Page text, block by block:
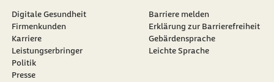
Digitale Gesundheit
Firmenkunden
Karriere
Leistungserbringer
Politik
Presse
Barriere melden
Erklärung zur Barrierefreiheit
Gebärdensprache
Leichte Sprache